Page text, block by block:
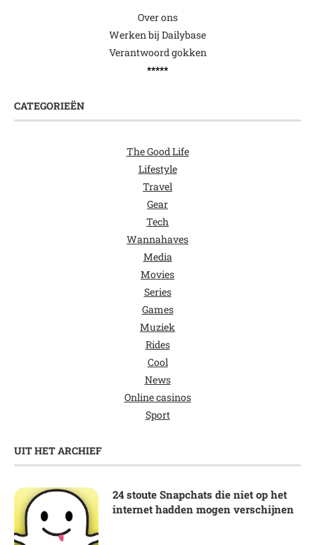
Over ons
Werken bij Dailybase
Verantwoord gokken
*****
CATEGORIEËN
The Good Life
Lifestyle
Travel
Gear
Tech
Wannahaves
Media
Movies
Series
Games
Muziek
Rides
Cool
News
Online casinos
Sport
UIT HET ARCHIEF
24 stoute Snapchats die niet op het
internet hadden mogen verschijnen